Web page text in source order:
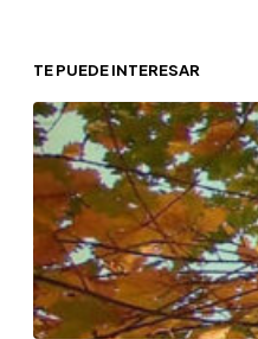
TE PUEDE INTERESAR